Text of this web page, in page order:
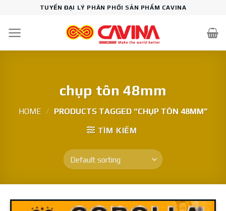
content
TUYỂN ĐẠI LÝ PHÂN PHỐI SẢN PHẨM CAVINA
chụp tôn 48mm
HOME / PRODUCTS TAGGED “CHỤP TÔN 48MM”
TÌM KIẾM